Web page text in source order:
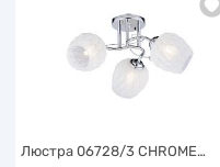
Люстра 06728/3 CHROME…